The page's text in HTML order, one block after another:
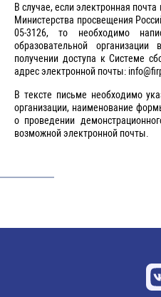
В случае, если электронная
Министерства просвещения
05-3126, то необходимо
образовательной
получении доступа к Системе
адрес электронной почты:
В тексте письме необходимо
организации, наименование
о проведении
возможной электронной почты.